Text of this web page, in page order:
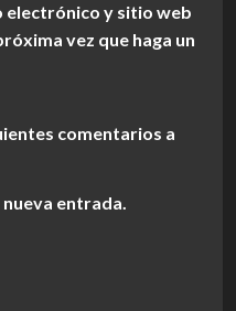
electrónico y sitio web
vez que haga un
comentarios a
nueva entrada.